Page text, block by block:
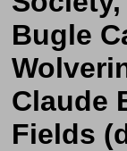
Bugle
Claude
Fields